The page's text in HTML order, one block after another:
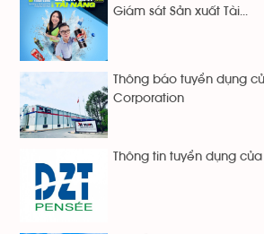
Giám sát Sản xuất Tài...
Thông báo tuyển dụng
Corporation
Thông tin tuyển dụng của